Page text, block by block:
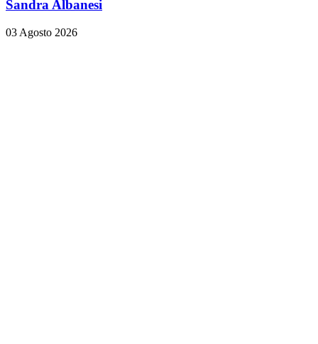
Sandra Albanesi
03 Agosto 2026